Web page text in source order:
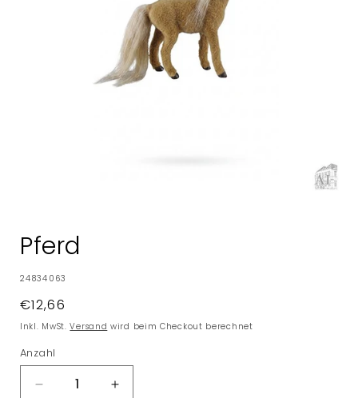
Modal
öffnen
Pferd
SKU:
24834063
Normaler
Preis
€12,66
Inkl. MwSt.Versand wird beim Checkout berechnet
Anzahl
Verringere
Erhöhe